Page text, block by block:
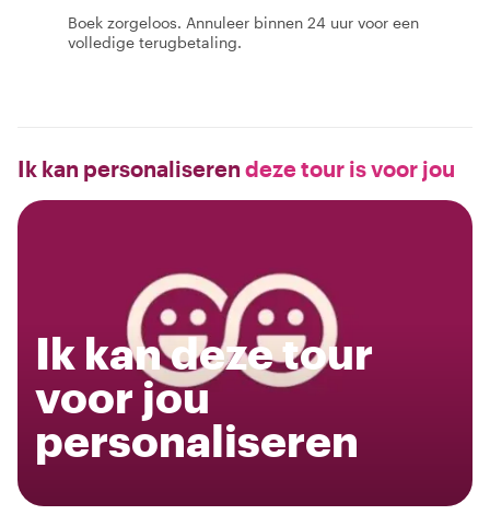
Boek zorgeloos. Annuleer binnen 24 uur voor een
volledige terugbetaling.
Ik kan personaliseren deze tour is voor jou
Ik kan deze tour
voor jou
personaliseren